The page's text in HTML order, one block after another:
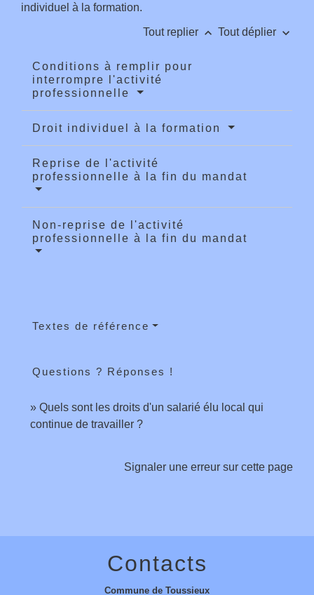
individuel à la formation.
Tout replier keyboard_arrow_up Tout déplier keyboard_arrow_down
Conditions à remplir pour
interrompre l'activité
professionnelle
Droit individuel à la formation
Reprise de l'activité
professionnelle à la fin du mandat
Non-reprise de l'activité
professionnelle à la fin du mandat
Textes de référence
Questions ? Réponses !
Quels sont les droits d'un salarié élu local qui
continue de travailler ?
Signaler une erreur sur cette page
Contacts
Commune de Toussieux